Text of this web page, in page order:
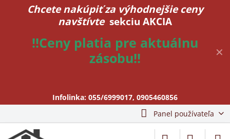
✕
Chcete nakúpiť za výhodnejšie ceny
navštívte sekciu AKCIA
!!Ceny platia pre aktuálnu
zásobu!!
Infolinka: 055/6999017, 0905460856
Panel používateľa